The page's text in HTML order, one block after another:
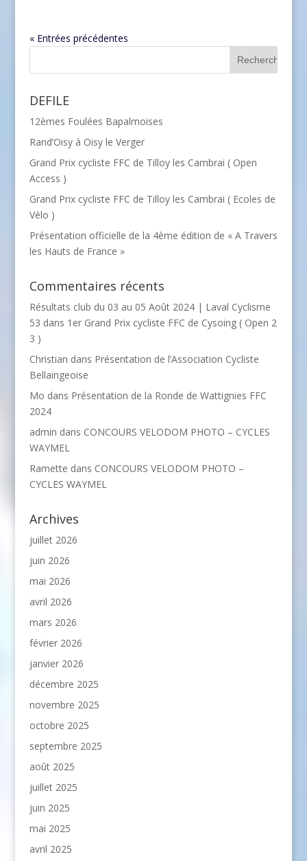
« Entrées précédentes
DEFILE
12èmes Foulées Bapalmoises
Rand’Oisy à Oisy le Verger
Grand Prix cycliste FFC de Tilloy les Cambrai ( Open
Access )
Grand Prix cycliste FFC de Tilloy les Cambrai ( Ecoles de
Vélo )
Présentation officielle de la 4ème édition de « A Travers
les Hauts de France »
Commentaires récents
Résultats club du 03 au 05 Août 2024 | Laval Cyclisme
53 dans 1er Grand Prix cycliste FFC de Cysoing ( Open 2
3 )
Christian dans Présentation de l’Association Cycliste
Bellaingeoise
Mo dans Présentation de la Ronde de Wattignies FFC
2024
admin dans CONCOURS VELODOM PHOTO – CYCLES
WAYMEL
Ramette dans CONCOURS VELODOM PHOTO –
CYCLES WAYMEL
Archives
juillet 2026
juin 2026
mai 2026
avril 2026
mars 2026
février 2026
janvier 2026
décembre 2025
novembre 2025
octobre 2025
septembre 2025
août 2025
juillet 2025
juin 2025
mai 2025
avril 2025